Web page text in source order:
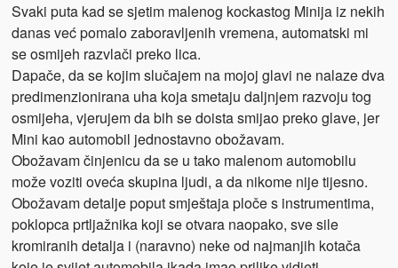
Svaki puta kad se sjetim malenog kockastog Minija iz nekih
danas već pomalo zaboravljenih vremena, automatski mi
se osmijeh razvlači preko lica.
Dapače, da se kojim slučajem na mojoj glavi ne nalaze dva
predimenzionirana uha koja smetaju daljnjem razvoju tog
osmijeha, vjerujem da bih se doista smijao preko glave, jer
Mini kao automobil jednostavno obožavam.
Obožavam činjenicu da se u tako malenom automobilu
može voziti oveća skupina ljudi, a da nikome nije tijesno.
Obožavam detalje poput smještaja ploče s instrumentima,
poklopca prtljažnika koji se otvara naopako, sve sile
kromiranih detalja i (naravno) neke od najmanjih kotača